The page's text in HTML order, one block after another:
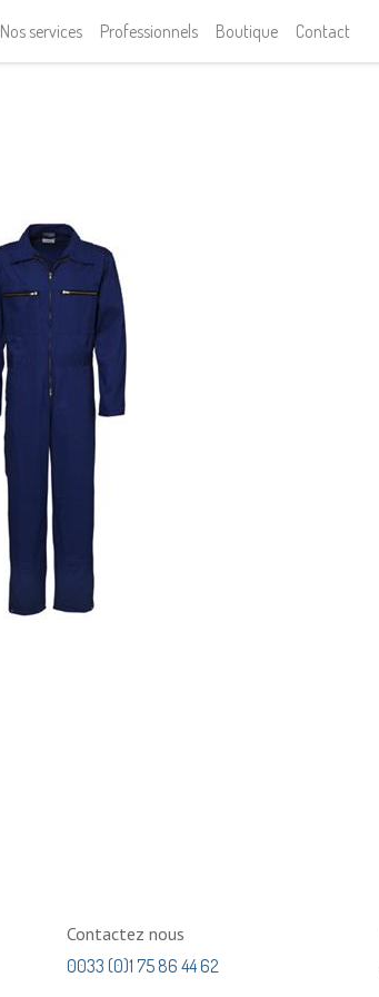
Nos services Professionnels Boutique Contact
Contactez nous
0033 (0)1 75 86 44 62